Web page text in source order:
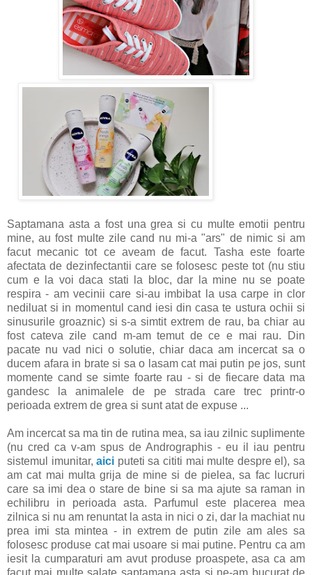
Saptamana asta a fost una grea si cu multe emotii pentru
mine, au fost multe zile cand nu mi-a "ars" de nimic si am
facut mecanic tot ce aveam de facut. Tasha este foarte
afectata de dezinfectantii care se folosesc peste tot (nu stiu
cum e la voi daca stati la bloc, dar la mine nu se poate
respira - am vecinii care si-au imbibat la usa carpe in clor
nediluat si in momentul cand iesi din casa te ustura ochii si
sinusurile groaznic) si s-a simtit extrem de rau, ba chiar au
fost cateva zile cand m-am temut de ce e mai rau. Din
pacate nu vad nici o solutie, chiar daca am incercat sa o
ducem afara in brate si sa o lasam cat mai putin pe jos, sunt
momente cand se simte foarte rau - si de fiecare data ma
gandesc la animalele de pe strada care trec printr-o
perioada extrem de grea si sunt atat de expuse ...
Am incercat sa ma tin de rutina mea, sa iau zilnic suplimente
(nu cred ca v-am spus de Andrographis - eu il iau pentru
sistemul imunitar,aici puteti sa cititi mai multe despre el), sa
am cat mai multa grija de mine si de pielea, sa fac lucruri
care sa imi dea o stare de bine si sa ma ajute sa raman in
echilibru in perioada asta. Parfumul este placerea mea
zilnica si nu am renuntat la asta in nici o zi, dar la machiat nu
prea imi sta mintea - in extrem de putin zile am ales sa
folosesc produse cat mai usoare si mai putine. Pentru ca am
iesit la cumparaturi am avut produse proaspete, asa ca am
facut mai multe salate saptamana asta si ne-am bucurat de